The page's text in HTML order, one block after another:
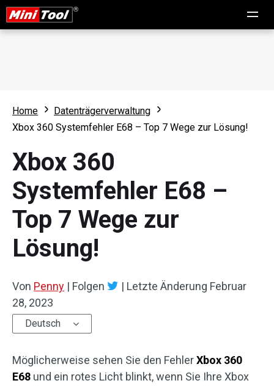
Home
Datenträgerverwaltung
Xbox 360 Systemfehler E68 – Top 7 Wege zur Lösung!
Xbox 360
Systemfehler E68 –
Top 7 Wege zur
Lösung!
Von Penny | Folgen | Letzte Änderung Februar
28, 2023
Deutsch
Möglicherweise sehen Sie den FehlerXbox 360
E68 und ein rotes Licht blinkt, wenn Sie Ihre Xbox